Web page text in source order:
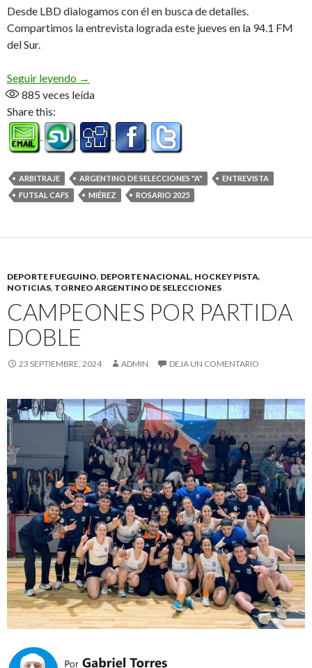
Desde LBD dialogamos con él en busca de detalles.
Compartimos la entrevista lograda este jueves en la 94.1 FM
del Sur.
Seguir leyendo Diego Miérez pitará en Rosario (Audio)
→
885 veces leída
Share this:
ARBITRAJE ARGENTINO DE SELECCIONES "A"
ENTREVISTA
FUTSAL CAFS
MIÉREZ ROSARIO 2025
DEPORTE FUEGUINO, DEPORTE NACIONAL, HOCKEY PISTA,
NOTICIAS, TORNEO ARGENTINO DE SELECCIONES
CAMPEONES POR PARTIDA
DOBLE
23 SEPTIEMBRE, 2024 ADMIN DEJA UN COMENTARIO